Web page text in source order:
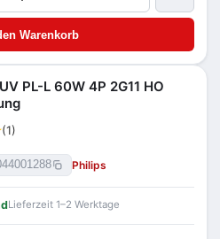
Warenkorb
PL-L 60W 4P 2G11 HO
(1)
Philips
Lieferzeit 1–2 Werktage